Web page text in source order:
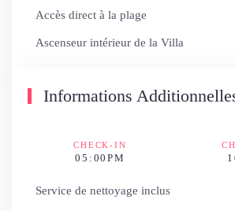
Accès direct à la plage
Ascenseur intérieur de la Villa
Informations
CHECK-IN
05:00PM
Service de nettoyage inclus